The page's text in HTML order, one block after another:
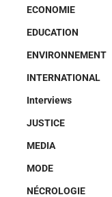
ECONOMIE
EDUCATION
ENVIRONNEMENT
INTERNATIONAL
Interviews
JUSTICE
MEDIA
MODE
NÉCROLOGIE